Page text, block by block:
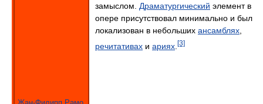
замыслом. Драматургический элемент в
опере присутствовал минимально и был
локализован в небольших ансамблях
речитативах и ариях [3]